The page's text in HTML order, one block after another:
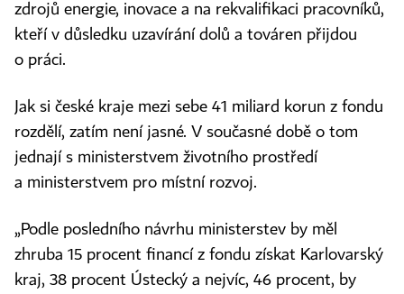
zdrojů energie, inovace a na rekvalifikaci pracovníků,
kteří v důsledku uzavírání dolů a továren přijdou
o práci.
Jak si české kraje mezi sebe 41 miliard korun z fondu
rozdělí, zatím není jasné. V současné době o tom
jednají s ministerstvem životního prostředí
a ministerstvem pro místní rozvoj.
„Podle posledního návrhu ministerstev by měl
zhruba 15 procent financí z fondu získat Karlovarský
kraj, 38 procent Ústecký a nejvíc, 46 procent, by